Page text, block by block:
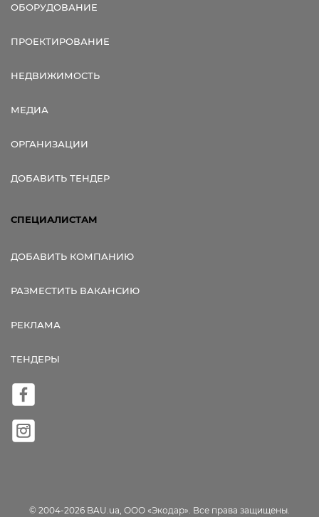
ОБОРУДОВАНИЕ
ПРОЕКТИРОВАНИЕ
НЕДВИЖИМОСТЬ
МЕДИА
ОРГАНИЗАЦИИ
ДОБАВИТЬ ТЕНДЕР
СПЕЦИАЛИСТАМ
ДОБАВИТЬ КОМПАНИЮ
РАЗМЕСТИТЬ ВАКАНСИЮ
РЕКЛАМА
ТЕНДЕРЫ
© 2004-2026 BAU.ua, ООО «Экодар». Все права защищены.